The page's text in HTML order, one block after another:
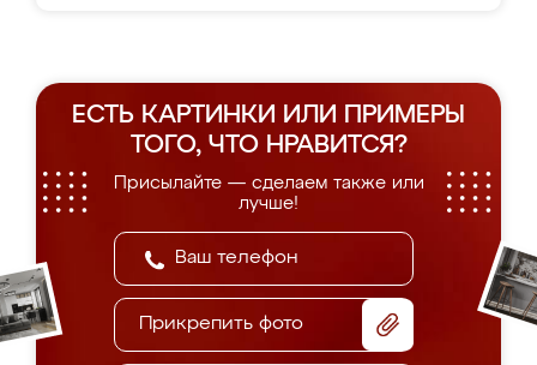
ЕСТЬ КАРТИНКИ ИЛИ ПРИМЕРЫ
ТОГО, ЧТО НРАВИТСЯ?
Присылайте — сделаем также или
лучше!
Прикрепить фото